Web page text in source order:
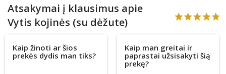
Atsakymai į klausimus apie
Vytis kojinės (su dėžute)
Kaip žinoti ar šios
prekės dydis man tiks?
Kaip man greitai ir
paprastai užsisakyti šią
prekę?